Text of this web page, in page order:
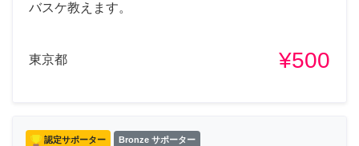
バスケ教えます。
東京都 ¥500
認定サポーター Bronze サポーター